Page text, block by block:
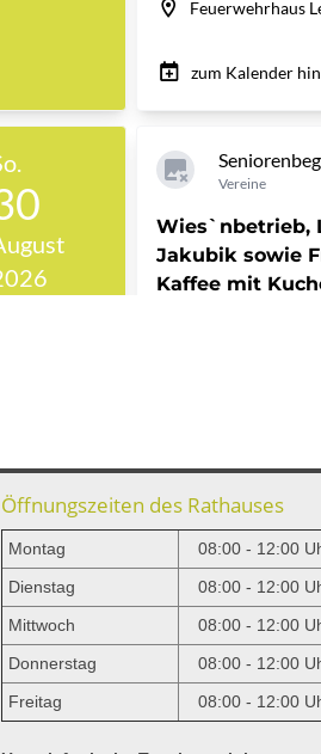
Öffnungszeiten des Rathauses
Montag 08:00 - 12:00
Dienstag
08:00 - 12:00
Mittwoch
08:00 - 12:00
Donnerstag
08:00 - 12:00
Freitag
08:00 - 12:00